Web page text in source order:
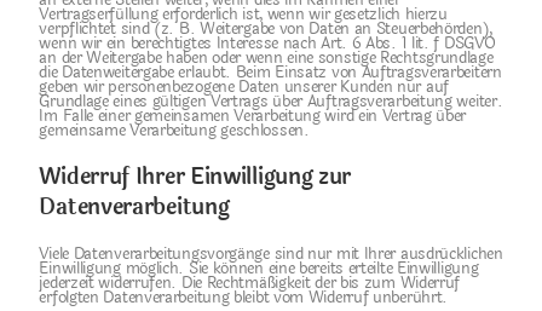
Vertragserfüllung erforderlich ist, wenn wir gesetzlich hierzu
verpflichtet sind (z. B. Weitergabe von Daten an Steuerbehörden),
wenn wir ein berechtigtes Interesse nach Art. 6 Abs. 1 lit. f DSGVO
an der Weitergabe haben oder wenn eine sonstige Rechtsgrundlage
die Datenweitergabe erlaubt. Beim Einsatz von Auftragsverarbeitern
geben wir personenbezogene Daten unserer Kunden nur auf
Grundlage eines gültigen Vertrags über Auftragsverarbeitung weiter.
Im Falle einer gemeinsamen Verarbeitung wird ein Vertrag über
gemeinsame Verarbeitung geschlossen.
Widerruf Ihrer Einwilligung zur
Datenverarbeitung
Viele Datenverarbeitungsvorgänge sind nur mit Ihrer ausdrücklichen
Einwilligung möglich. Sie können eine bereits erteilte Einwilligung
jederzeit widerrufen. Die Rechtmäßigkeit der bis zum Widerruf
erfolgten Datenverarbeitung bleibt vom Widerruf unberührt.